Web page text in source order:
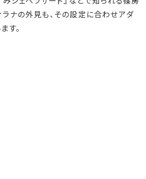
ナの外見も、その設定に合わせアダ
す。